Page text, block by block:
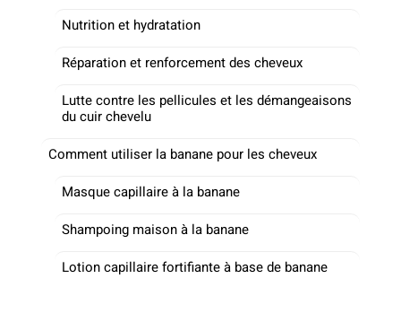
Nutrition et hydratation
Réparation et renforcement des cheveux
Lutte contre les pellicules et les démangeaisons
du cuir chevelu
Comment utiliser la banane pour les cheveux
Masque capillaire à la banane
Shampoing maison à la banane
Lotion capillaire fortifiante à base de banane